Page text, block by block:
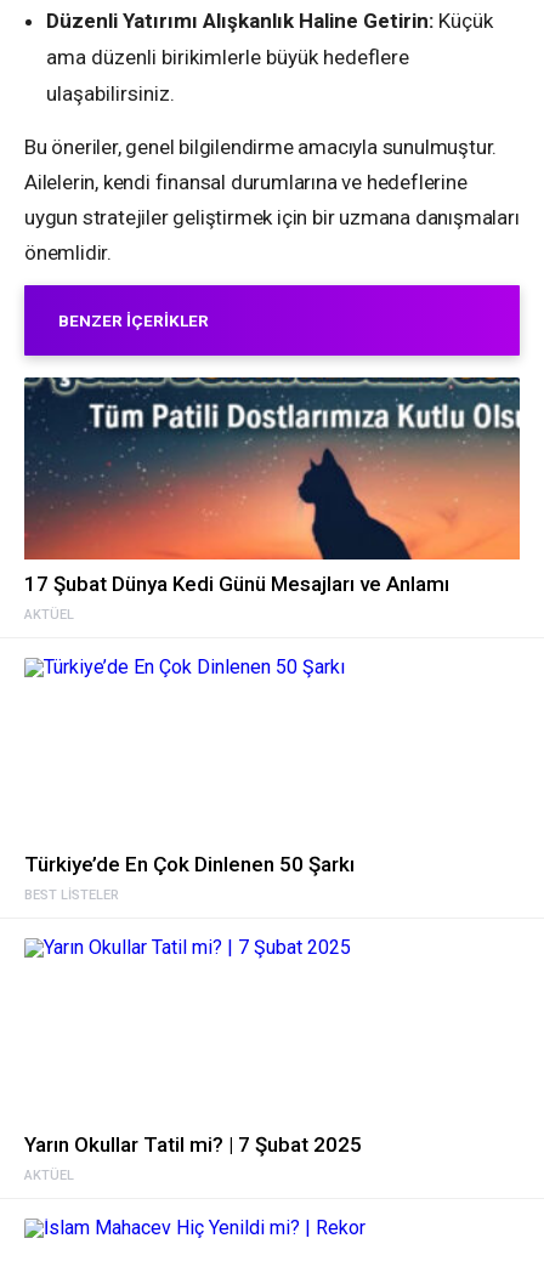
Düzenli Yatırımı Alışkanlık Haline Getirin: Küçük
ama düzenli birikimlerle büyük hedeflere
ulaşabilirsiniz.
Bu öneriler, genel bilgilendirme amacıyla sunulmuştur.
Ailelerin, kendi finansal durumlarına ve hedeflerine
uygun stratejiler geliştirmek için bir uzmana danışmaları
önemlidir.
BENZER İÇERIKLER
AKTÜEL
17 Şubat Dünya Kedi Günü Mesajları ve Anlamı
BEST LISTELER
Türkiye’de En Çok Dinlenen 50 Şarkı
AKTÜEL
Yarın Okullar Tatil mi? | 7 Şubat 2025